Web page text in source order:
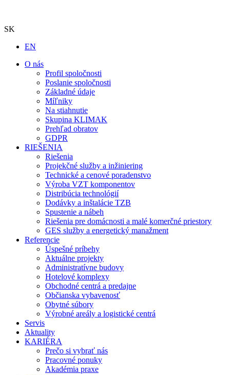
SK
EN
O nás
Profil spoločnosti
Poslanie spoločnosti
Základné údaje
Míľniky
Na stiahnutie
Skupina KLIMAK
Prehľad obratov
GDPR
RIEŠENIA
Riešenia
Projekčné služby a inžiniering
Technické a cenové poradenstvo
Výroba VZT komponentov
Distribúcia technológií
Dodávky a inštalácie TZB
Spustenie a nábeh
Riešenia pre domácnosti a malé komerčné priestory
GES služby a energetický manažment
Referencie
Úspešné príbehy
Aktuálne projekty
Administratívne budovy
Hotelové komplexy
Obchodné centrá a predajne
Občianska vybavenosť
Obytné súbory
Výrobné areály a logistické centrá
Servis
Aktuality
KARIÉRA
Prečo si vybrať nás
Pracovné ponuky
Akadémia praxe